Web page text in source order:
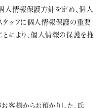
人情報保護方針を定め、個人
タッフに個人情報保護の重要
により、個人情報の保護を推
客様からお預かりした、氏